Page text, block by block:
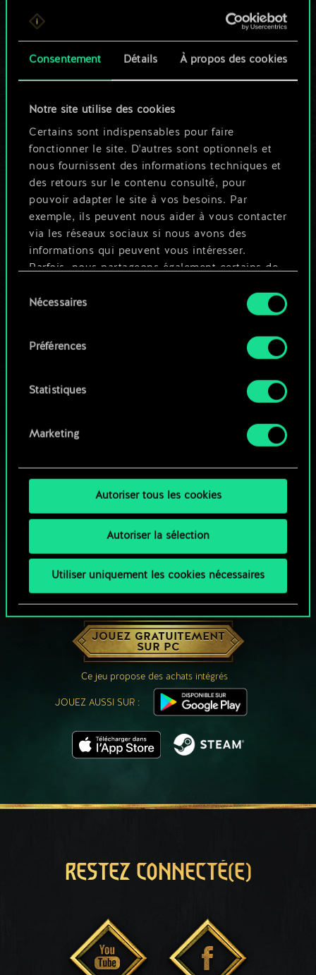
Consentement Détails À propos des cookies
Notre site utilise des cookies
Certains sont indispensables pour faire
fonctionner le site. D'autres sont optionnels et
nous fournissent des informations techniques et
des retours sur le contenu consulté, pour
pouvoir adapter le site à vos besoins. Par
exemple, ils peuvent nous aider à vous contacter
via les réseaux sociaux si nous avons des
informations qui peuvent vous intéresser.
Parfois, nous partageons également certains de
ces cookies optionnels ne seront appliqués
Vous pouvez consulter tous les détails sur notre
préférences dans le menu "Paramètres" ci-
duNécessaires
Préférences
Statistiques
Marketing
Autoriser tous les cookies
Autoriser la sélection
Utiliser uniquement les cookies nécessaires
Pour l'instant, ce
n'est qu'un jeu de
cartes partagé.
Mais cela peut être
tellement plus !
Nommer ce jeu et créer un guide
UNE PETITE PARTIE DE GWENT ?
JOUEZ GRATUITEMENT
SUR PC
Ce jeu propose des achats intégrés
JOUEZ AUSSI SUR :
RESTEZ CONNECTÉ(E)